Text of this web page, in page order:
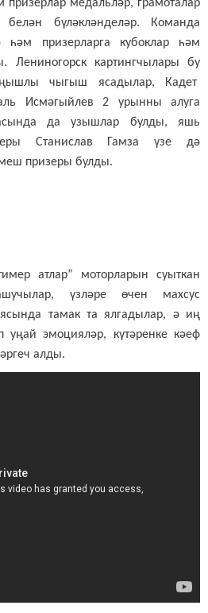
призерлар медальләр, грамоталар
бүләкләнделәр. Команда
һәм призерларга кубоклар һәм
Лениногорск картингчылары бу
чыгыш ясадылар, Кадет
Исмәгыйлев 2 урынны алуга
да узышлар булды, яшь
Станислав Гамза үзе дә
призеры булды.
атлар” моторларын суыткан
үзләре өчен махсус
тамак та ялгадылар, ә иң
эмоцияләр, күтәренке кәеф
алды.